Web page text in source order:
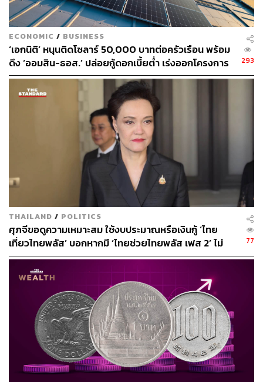
ECONOMIC / BUSINESS
‘เอกนิติ’ หนุนติดโซลาร์ 50,000 บาทต่อครัวเรือน พร้อม
ดึง ‘ออมสิน-ธอส.’ ปล่อยกู้ดอกเบี้ยต่ำ เร่งออกโครงการ
ภายใน 1 เดือน
293
THAILAND / POLITICS
ศุภจีขอดูความเหมาะสม ใช้งบประมาณหรือเงินกู้ ‘ไทย
เที่ยวไทยพลัส’ บอกหากมี ‘ไทยช่วยไทยพลัส เฟส 2’ ไม่
จำเป็นต้องออกพร้อมกัน
77